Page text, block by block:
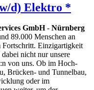
d) Elektro *
GmbH- Nürnberg
89.000 Menschen an
Fortschritt. Einzigartigkeit
nicht nur unsere
von uns. Ob im Hoch-
Brücken- und Tunnelbau,
oder im